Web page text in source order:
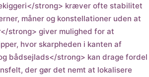
strong> kræver ofte stabilitet
måner og konstellationer uden at
strong> giver mulighed for at
hvor skarpheden i kanten af
bådsejlads</strong> kan drage fordel
der gør det nemt at lokalisere